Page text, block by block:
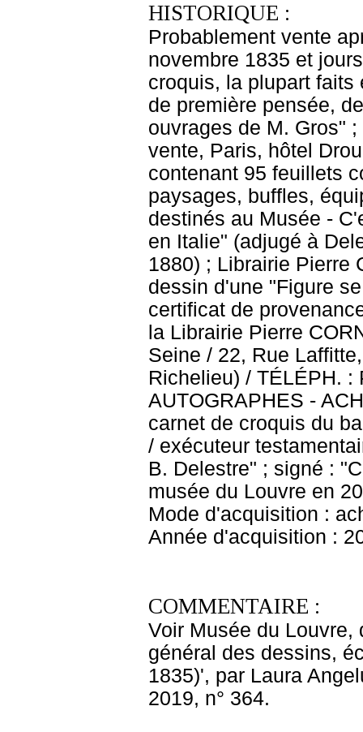
HISTORIQUE :
Probablement vente
novembre 1835 et
croquis, la plupart faits
de première pensée,
ouvrages de M. Gros"
vente, Paris, hôtel
contenant 95 feuillets
paysages, buffles,
destinés au Musée -
en Italie" (adjugé à
1880) ; Librairie Pierre
dessin d'une "Figure
certificat de
la Librairie Pierre
Seine / 22, Rue
Richelieu) / TÉLÉPH. :
AUTOGRAPHES -
carnet de croquis du
/ exécuteur
B. Delestre" ; signé :
musée du Louvre en
Mode d'acquisition :
Année d'acquisition :
COMMENTAIRE :
Voir Musée du Louvre,
général des dessins,
1835)', par Laura
2019, n° 364.